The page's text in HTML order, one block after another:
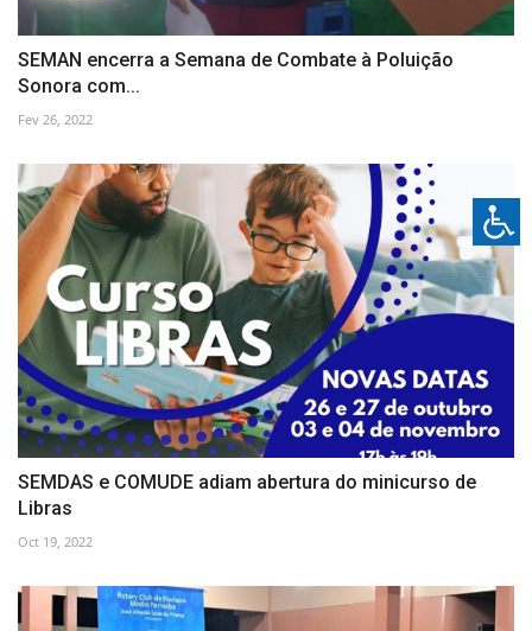
SEMAN encerra a Semana de Combate à Poluição
Sonora com...
Fev 26, 2022
SEMDAS e COMUDE adiam abertura do minicurso de
Libras
Oct 19, 2022